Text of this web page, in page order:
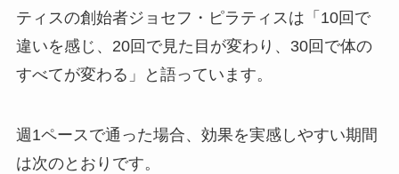
ティスの創始者ジョセフ・ピラティスは「10回で
違いを感じ、20回で見た目が変わり、30回で体の
すべてが変わる」と語っています。
週1ペースで通った場合、効果を実感しやすい期間
は次のとおりです。